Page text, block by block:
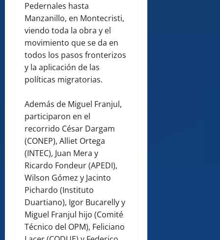
Pedernales hasta
Manzanillo, en Montecristi,
viendo toda la obra y el
movimiento que se da en
todos los pasos fronterizos
y la aplicación de las
políticas migratorias.
Además de Miguel Franjul,
participaron en el
recorrido César Dargam
(CONEP), Alliet Ortega
(INTEC), Juan Mera y
Ricardo Fondeur (APEDI),
Wilson Gómez y Jacinto
Pichardo (Instituto
Duartiano), Igor Bucarelly y
Miguel Franjul hijo (Comité
Técnico del OPM), Feliciano